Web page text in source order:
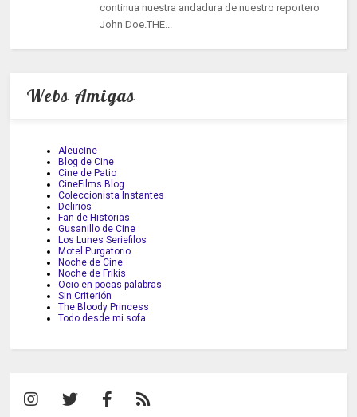
continua nuestra andadura de nuestro reportero
John Doe.THE...
Webs Amigas
Aleucine
Blog de Cine
Cine de Patio
CineFilms Blog
Coleccionista Instantes
Delirios
Fan de Historias
Gusanillo de Cine
Los Lunes Seriefilos
Motel Purgatorio
Noche de Cine
Noche de Frikis
Ocio en pocas palabras
Sin Criterión
The Bloody Princess
Todo desde mi sofa